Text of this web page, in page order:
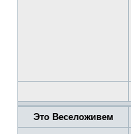
Это Веселоживем